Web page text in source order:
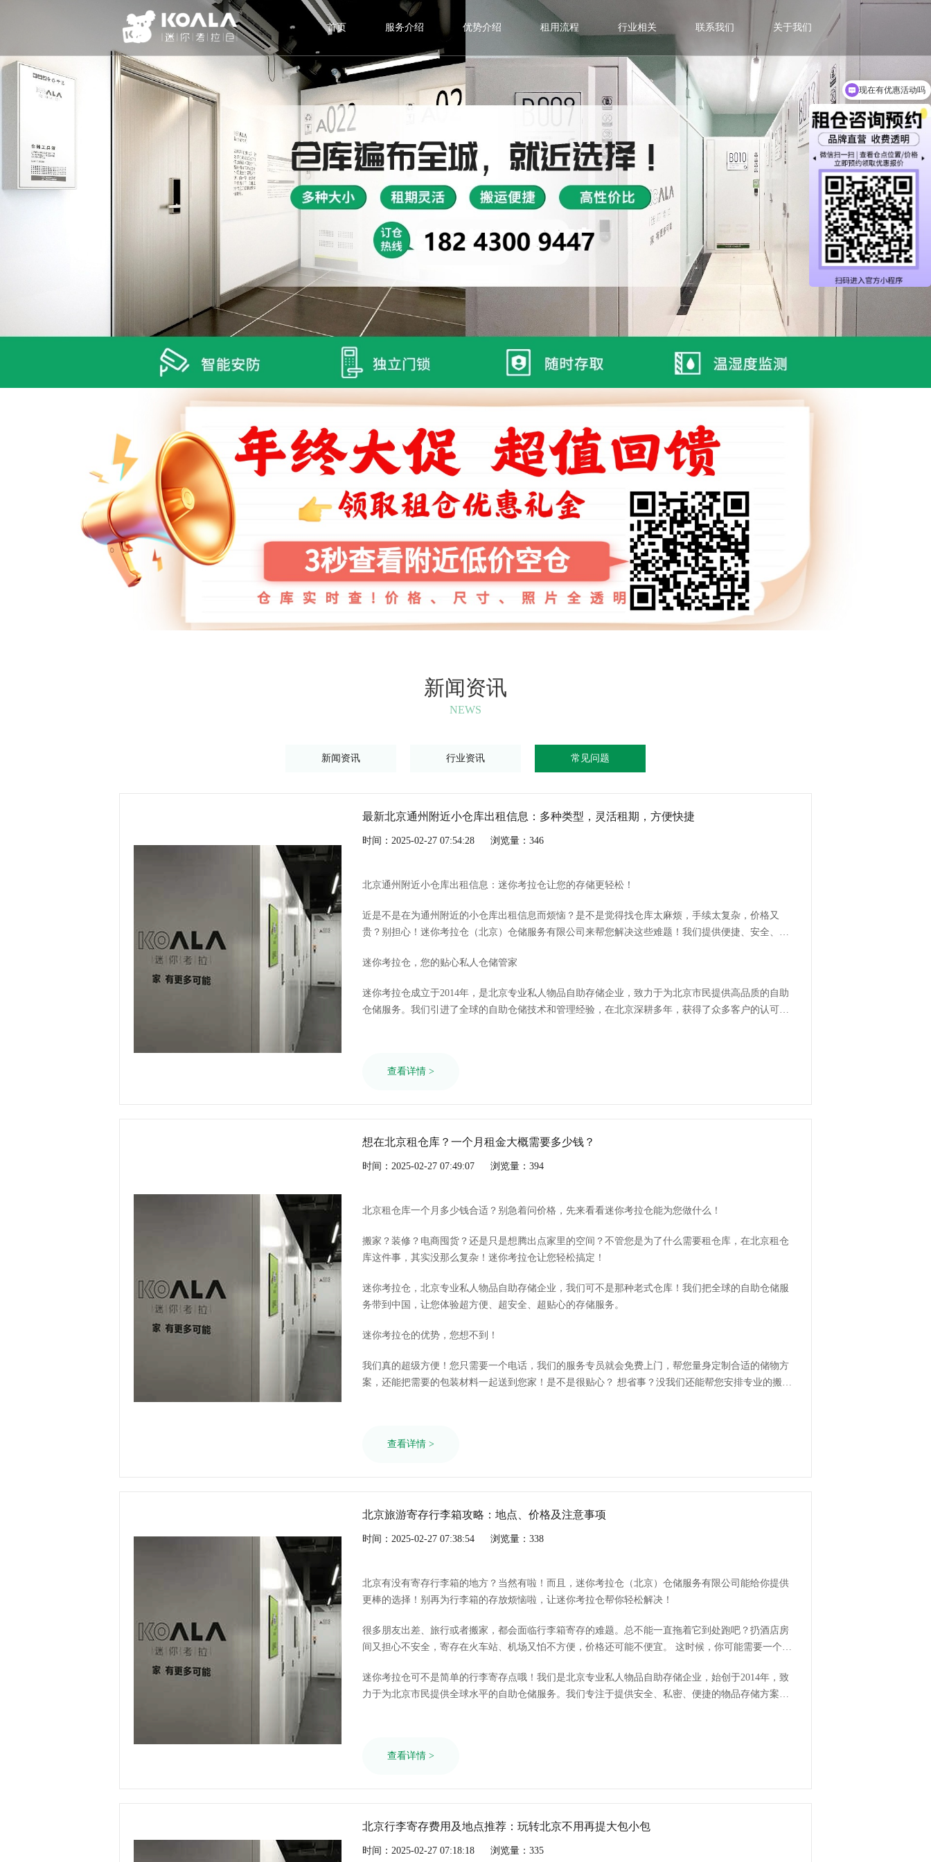
首页 服务介绍 优势介绍 租用流程 行业相关 联系我们 关于我们
新闻资讯
NEWS
新闻资讯 行业资讯 常见问题
最新北京通州附近小仓库出租信息：多种类型，灵活租期，方便快捷
时间：2025-02-27 07:54:28 浏览量：346
北京通州附近小仓库出租信息：迷你考拉仓让您的存储更轻松！
近是不是在为通州附近的小仓库出租信息而烦恼？是不是觉得找仓库太麻烦，手续太复杂，价格又
贵？别担心！迷你考拉仓（北京）仓储服务有限公司来帮您解决这些难题！我们提供便捷、安全、灵
迷你考拉仓，您的贴心私人仓储管家
迷你考拉仓成立于2014年，是北京专业私人物品自助存储企业，致力于为北京市民提供高品质的自助
仓储服务。我们引进了全球的自助仓储技术和管理经验，在北京深耕多年，获得了众多客户的认可和
查看详情 >
想在北京租仓库？一个月租金大概需要多少钱？
时间：2025-02-27 07:49:07 浏览量：394
北京租仓库一个月多少钱合适？别急着问价格，先来看看迷你考拉仓能为您做什么！
搬家？装修？电商囤货？还是只是想腾出点家里的空间？不管您是为了什么需要租仓库，在北京租仓
库这件事，其实没那么复杂！迷你考拉仓让您轻松搞定！
迷你考拉仓，北京专业私人物品自助存储企业，我们可不是那种老式仓库！我们把全球的自助仓储服
务带到中国，让您体验超方便、超安全、超贴心的存储服务。
迷你考拉仓的优势，您想不到！
我们真的超级方便！您只需要一个电话，我们的服务专员就会免费上门，帮您量身定制合适的储物方
案，还能把需要的包装材料一起送到您家！是不是很贴心？ 想省事？没我们还能帮您安排专业的搬运
查看详情 >
北京旅游寄存行李箱攻略：地点、价格及注意事项
时间：2025-02-27 07:38:54 浏览量：338
北京有没有寄存行李箱的地方？当然有啦！而且，迷你考拉仓（北京）仓储服务有限公司能给你提供
更棒的选择！别再为行李箱的存放烦恼啦，让迷你考拉仓帮你轻松解决！
很多朋友出差、旅行或者搬家，都会面临行李箱寄存的难题。总不能一直拖着它到处跑吧？扔酒店房
间又担心不安全，寄存在火车站、机场又怕不方便，价格还可能不便宜。 这时候，你可能需要一个安
迷你考拉仓可不是简单的行李寄存点哦！我们是北京专业私人物品自助存储企业，始创于2014年，致
力于为北京市民提供全球水平的自助仓储服务。我们专注于提供安全、私密、便捷的物品存储方案，
查看详情 >
北京行李寄存费用及地点推荐：玩转北京不用再提大包小包
时间：2025-02-27 07:18:18 浏览量：335
现在有优惠活动吗